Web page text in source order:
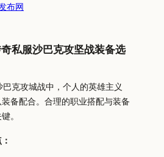
布网
私服沙巴克攻坚战装备选
巴克攻城战中，个人的英雄主义
备配合。合理的职业搭配与装备
。